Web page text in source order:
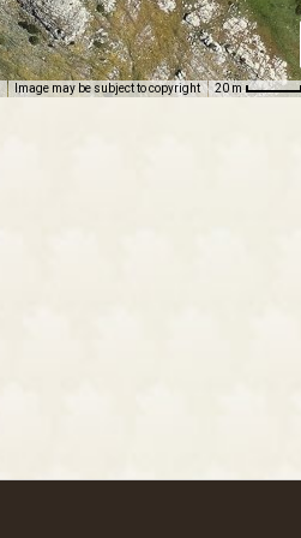
Image may be subject to copyright 20 m